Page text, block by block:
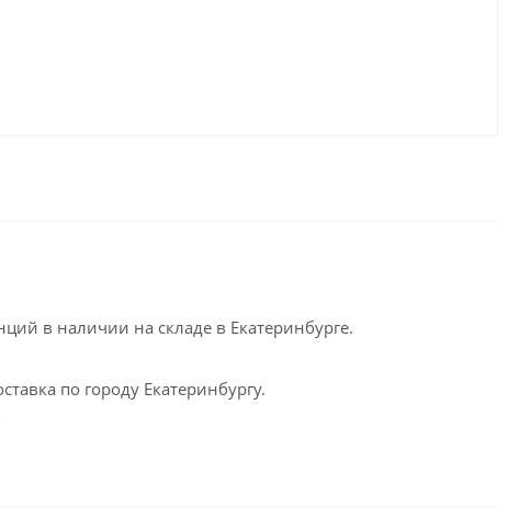
в наличии на складе в Екатеринбурге.
по городу Екатеринбургу.